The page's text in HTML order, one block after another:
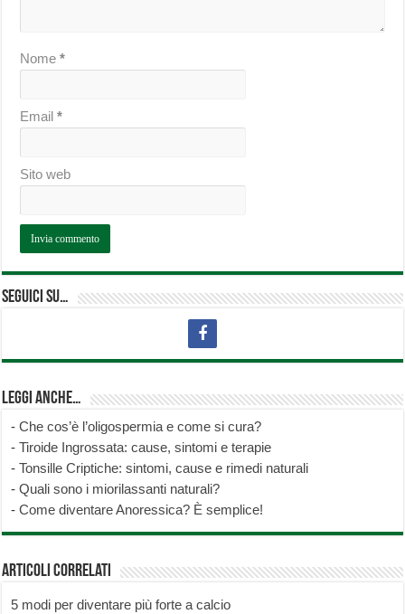
Nome*
Email*
Sito web
Seguici su…
Leggi anche…
-Che cos’è l’oligospermia e come si cura?
-Tiroide Ingrossata: cause, sintomi e terapie
-Tonsille Criptiche: sintomi, cause e rimedi naturali
-Quali sono i miorilassanti naturali?
-Come diventare Anoressica? È semplice!
Articoli correlati
5 modi per diventare più forte a calcio